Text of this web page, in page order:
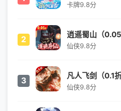
卡牌9.8分
2
逍遥蜀山（
金）
仙侠9.8分
3 凡人飞剑（0.1
仙侠9.8分